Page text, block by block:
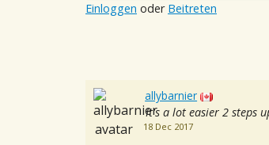
Einloggen oder Beitreten
allybarnier
It's a lot easier 2 steps
18 Dec 2017